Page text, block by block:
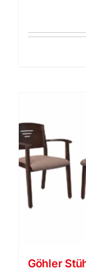
Göhler